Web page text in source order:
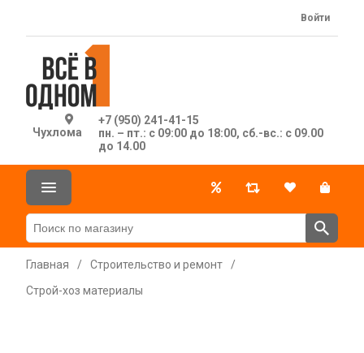
Чухлома
+7 (950) 241-41-15
пн. – пт.: с 09:00 до 18:00, сб.-вс.: с 09.00
до 14.00
Войти
Главная / Строительство и ремонт
/
Строй-хоз материалы